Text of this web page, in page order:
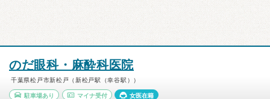
のだ眼科・麻酔科医院
千葉県松戸市新松戸（新松戸駅（幸谷駅））
駐車場あり マイナ受付 女医在籍